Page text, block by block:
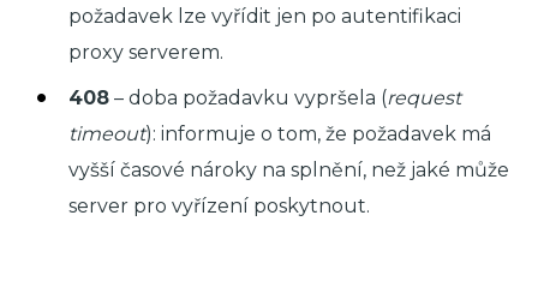
požadavek lze vyřídit jen po autentifikaci
proxy serverem.
408 – doba požadavku vypršela (request
timeout): informuje o tom, že požadavek má
vyšší časové nároky na splnění, než jaké může
server pro vyřízení poskytnout.